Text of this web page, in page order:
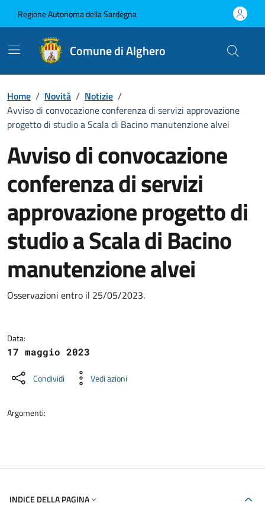
Regione Autonoma della Sardegna
Comune di Alghero
Home / Novità / Notizie /
Avviso di convocazione conferenza di servizi approvazione
progetto di studio a Scala di Bacino manutenzione alvei
Avviso di convocazione
conferenza di servizi
approvazione progetto di
studio a Scala di Bacino
manutenzione alvei
Dettagli della notizia
Osservazioni entro il 25/05/2023.
Data:
17 maggio 2023
Condividi Vedi azioni
Argomenti:
INDICE DELLA PAGINA